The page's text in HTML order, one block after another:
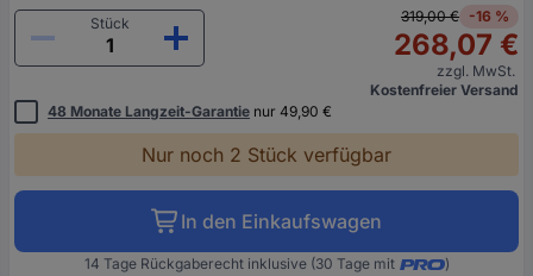
Stück
319,00 € -16 %
268,07 €
zzgl. MwSt.
Kostenfreier Versand
48 Monate Langzeit-Garantie nur 49,90 €
Nur noch 2 Stück verfügbar
In den Einkaufswagen
14 Tage Rückgaberecht inklusive (30 Tage mit )